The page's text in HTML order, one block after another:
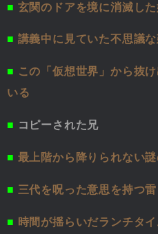
■ 玄関のドアを境に消滅し
■ 講義中に見ていた不思議な
■ この「仮想世界」から抜
いる
■ コピーされた兄
■ 最上階から降りられない
■ 三代を呪った意思を持つ雷
■ 時間が揺らいだランチタイ